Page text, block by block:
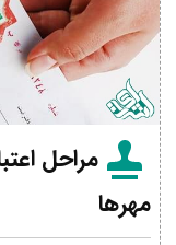
مراحل
مهرها